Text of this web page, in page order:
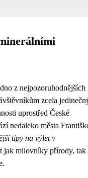
z nejpozoruhodnějších
zcela
uprostřed České
nedaleko města
tipy na výlet v
jak milovníky přírody, tak